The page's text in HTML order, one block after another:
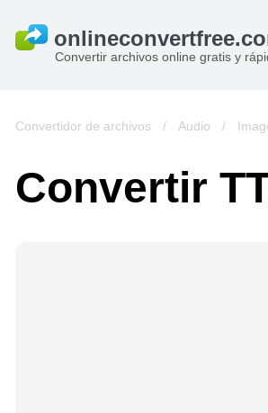
Convertir archivos online gratis y
Convertidor de archivos / Audio /
Convertir